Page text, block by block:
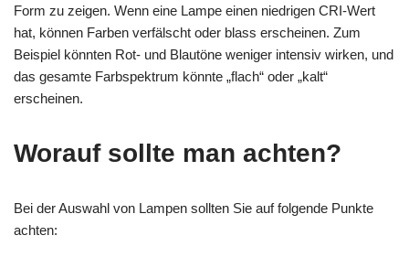
Form zu zeigen. Wenn eine Lampe einen niedrigen CRI-Wert
hat, können Farben verfälscht oder blass erscheinen. Zum
Beispiel könnten Rot- und Blautöne weniger intensiv wirken, und
das gesamte Farbspektrum könnte „flach“ oder „kalt“
erscheinen.
Worauf sollte man achten?
Bei der Auswahl von Lampen sollten Sie auf folgende Punkte
achten: